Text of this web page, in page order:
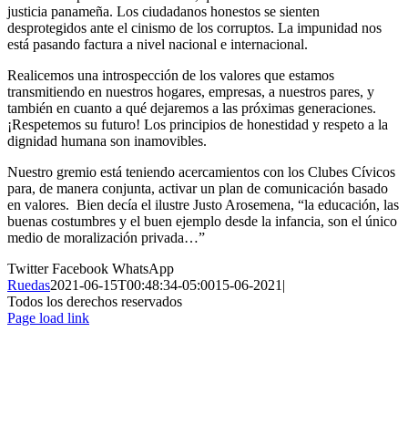
justicia panameña. Los ciudadanos honestos se sienten
desprotegidos ante el cinismo de los corruptos. La impunidad nos
está pasando factura a nivel nacional e internacional.
Realicemos una introspección de los valores que estamos
transmitiendo en nuestros hogares, empresas, a nuestros pares, y
también en cuanto a qué dejaremos a las próximas generaciones.
¡Respetemos su futuro! Los principios de honestidad y respeto a la
dignidad humana son inamovibles.
Nuestro gremio está teniendo acercamientos con los Clubes Cívicos
para, de manera conjunta, activar un plan de comunicación basado
en valores. Bien decía el ilustre Justo Arosemena, “la educación, las
buenas costumbres y el buen ejemplo desde la infancia, son el único
medio de moralización privada…”
TwitterFacebook WhatsApp
Ruedas2021-06-15T00:48:34-05:0015-06-2021|
Todos los derechos reservados
Page load link